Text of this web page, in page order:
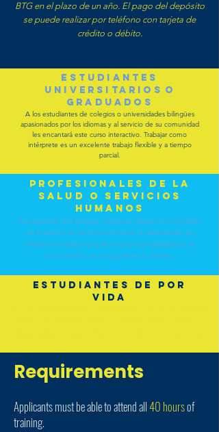
BTG en el plazo de un año. El pago del depósito
se puede realizar por teléfono con tarjeta de
crédito o débito.
ESTUDIANTES
UNIVERSITARIOS O
GRADUADOS
A los estudiantes de colegios o universidades bilingües
apasionados por los idiomas y al servicio de su comunidad
les encantará este curso interactivo. Trabajar como
intérprete es un excelente trabajo flexible y a tiempo
parcial.
PROFESIONALES DE LA
SALUD O SERVICIOS
HUMANOS
Para aquellos que trabajan o planean trabajar en el cuidado
de la salud o en servicios humanos, la capacitación de
intérpretes médicos puede mejorar sus habilidades y el
compromiso con sus pacientes o clientes.
ESTUDIANTES DE POR
VIDA
Requirements
Applicants must be able to attend all 40 hoursof
training.